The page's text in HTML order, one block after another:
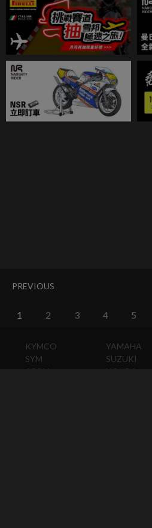
PREVIOUS
1 2 3 4 5
KYMCO
SYM
AEON
YAMAHA
SUZUKI
HONDA